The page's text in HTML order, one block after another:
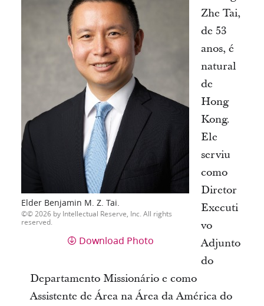
Elder Benjamin M. Z. Tai.
© 2026 by Intellectual Reserve, Inc. All rights
reserved.
Download Photo
Zhe Tai,
de 53
anos, é
natural
de
Hong
Kong.
Ele
serviu
como
Diretor
Executi
vo
Adjunto
do
Departamento Missionário e como
Assistente de Área na Área da América do